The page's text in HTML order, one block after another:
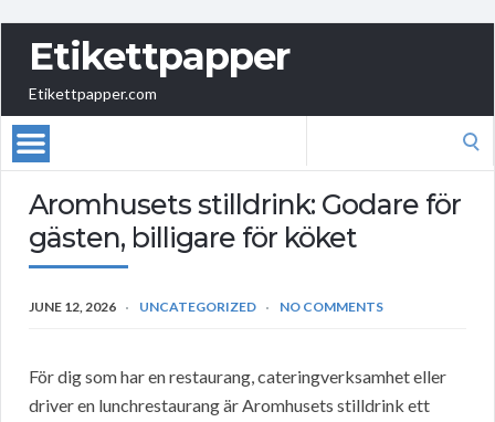
Etikettpapper
Etikettpapper.com
Aromhusets stilldrink: Godare för
gästen, billigare för köket
JUNE 12, 2026 UNCATEGORIZED NO COMMENTS
För dig som har en restaurang, cateringverksamhet eller
driver en lunchrestaurang är Aromhusets stilldrink ett